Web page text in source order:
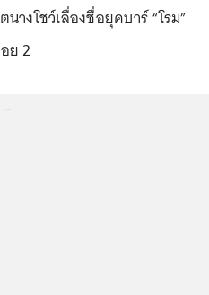
างโชว์เลื่องชื่อยุคบาร์ “โรม”
ย 2